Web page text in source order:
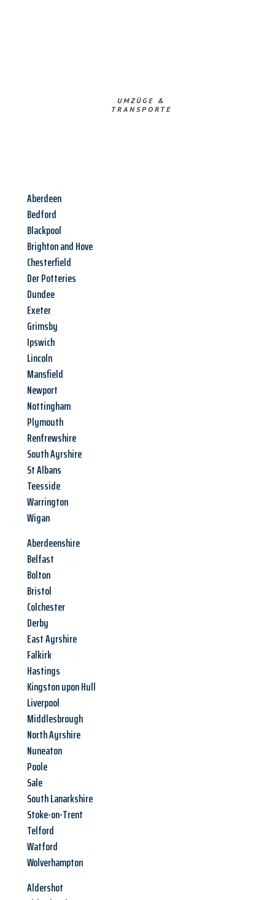
UMZÜGE &
TRANSPORTE
Aberdeen
Bedford
Blackpool
Brighton and Hove
Chesterfield
Der Potteries
Dundee
Exeter
Grimsby
Ipswich
Lincoln
Mansfield
Newport
Nottingham
Plymouth
Renfrewshire
South Ayrshire
St Albans
Teesside
Warrington
Wigan
Aberdeenshire
Belfast
Bolton
Bristol
Colchester
Derby
East Ayrshire
Falkirk
Hastings
Kingston upon Hull
Liverpool
Middlesbrough
North Ayrshire
Nuneaton
Poole
Sale
South Lanarkshire
Stoke-on-Trent
Telford
Watford
Wolverhampton
Aldershot